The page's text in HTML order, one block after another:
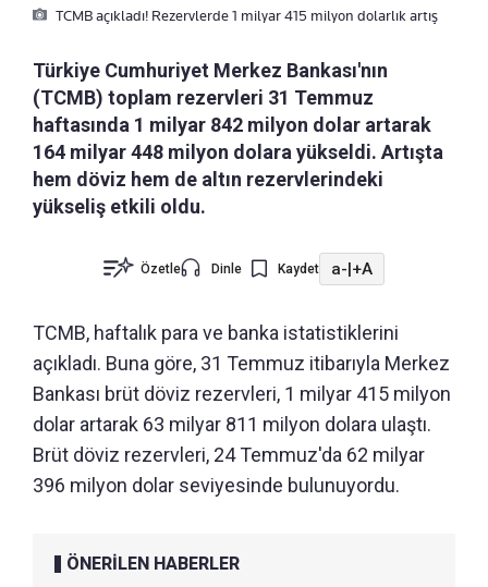
TCMB açıkladı! Rezervlerde 1 milyar 415 milyon dolarlık artış
Türkiye Cumhuriyet Merkez Bankası'nın
(TCMB) toplam rezervleri 31 Temmuz
haftasında 1 milyar 842 milyon dolar artarak
164 milyar 448 milyon dolara yükseldi. Artışta
hem döviz hem de altın rezervlerindeki
yükseliş etkili oldu.
Özetle Dinle Kaydet a-|+A
TCMB, haftalık para ve banka istatistiklerini
açıkladı. Buna göre, 31 Temmuz itibarıyla Merkez
Bankası brüt döviz rezervleri, 1 milyar 415 milyon
dolar artarak 63 milyar 811 milyon dolara ulaştı.
Brüt döviz rezervleri, 24 Temmuz'da 62 milyar
396 milyon dolar seviyesinde bulunuyordu.
ÖNERİLEN HABERLER